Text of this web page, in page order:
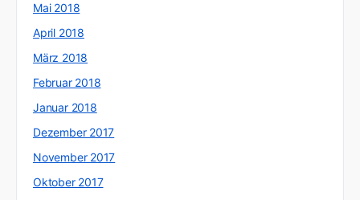
Mai 2018
April 2018
März 2018
Februar 2018
Januar 2018
Dezember 2017
November 2017
Oktober 2017